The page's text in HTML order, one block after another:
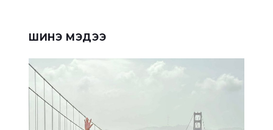
ШИНЭ МЭДЭЭ